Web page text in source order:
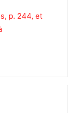
p. 244, et